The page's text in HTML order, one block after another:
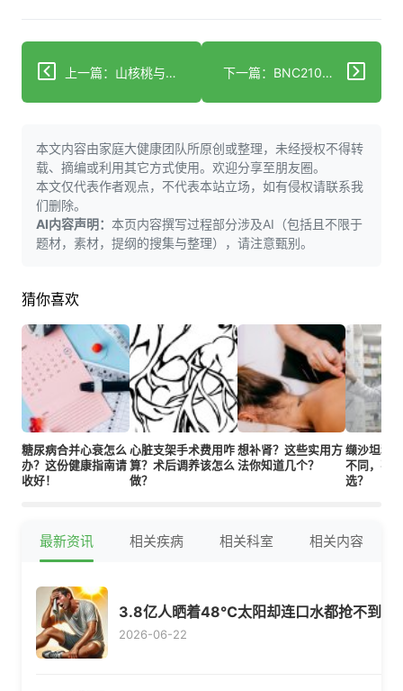
上一篇：山核桃与普通核桃大比拼，营养差异决定你的选择！ 下一篇：BNC210治疗社交焦虑折戟，未来替代方案路在何方？
本文内容由家庭大健康团队所原创或整理，未经授权不得转
载、摘编或利用其它方式使用。欢迎分享至朋友圈。
本文仅代表作者观点，不代表本站立场，如有侵权请联系我
们删除。
AI内容声明： 本页内容撰写过程部分涉及AI（包括且不限于
题材，素材，提纲的搜集与整理），请注意甄别。
猜你喜欢
糖尿病合并心衰怎么
办？这份健康指南请
收好！
心脏支架手术费用咋
算？术后调养该怎么
做？
想补肾？这些实用方
法你知道几个？
缬沙坦和
不同，不
选？
最新资讯 相关疾病 相关科室 相关内容
3.8亿人晒着48℃太阳却连口水都抢不到
2026-06-22